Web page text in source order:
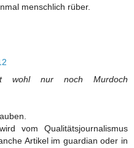
menschlich rüber.
wohl nur noch Murdoch
vom Qualitätsjournalismus
Artikel im guardian oder in